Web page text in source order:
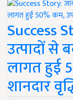
Success
उत्पादों से
लागत हुई
शानदार